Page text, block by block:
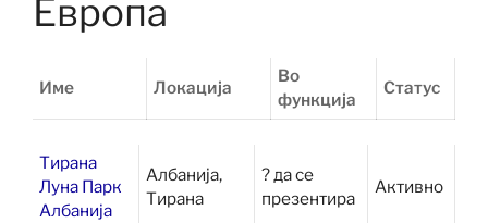
Европа
Име Локација
Во
функција
Статус
Тирана
Луна Парк
Албанија
Албанија,
Тирана
? да се
презентира
Активно